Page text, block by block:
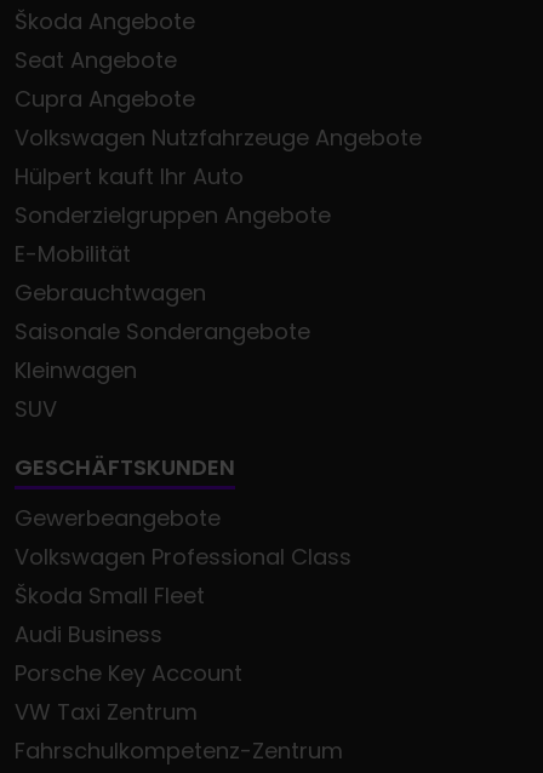
Škoda Angebote
Seat Angebote
Cupra Angebote
Volkswagen Nutzfahrzeuge Angebote
Hülpert kauft Ihr Auto
Sonderzielgruppen Angebote
E-Mobilität
Gebrauchtwagen
Saisonale Sonderangebote
Kleinwagen
SUV
GESCHÄFTSKUNDEN
Gewerbeangebote
Volkswagen Professional Class
Škoda Small Fleet
Audi Business
Porsche Key Account
VW Taxi Zentrum
Fahrschulkompetenz-Zentrum